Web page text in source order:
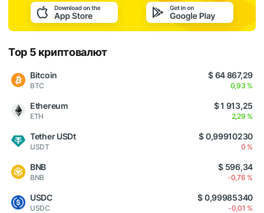
Top 5 криптовалют
Bitcoin
BTC
$ 64 867,29
0,93 %
Ethereum
ETH
$ 1 913,25
2,29 %
Tether USDt
USDT
$ 0,99910230
0 %
BNB
BNB
$ 596,34
-0,76 %
USDC
USDC
$ 0,99985340
-0,01 %